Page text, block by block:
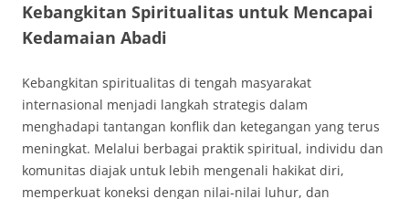
Kebangkitan Spiritualitas untuk Mencapai
Kedamaian Abadi
Kebangkitan spiritualitas di tengah masyarakat
internasional menjadi langkah strategis dalam
menghadapi tantangan konflik dan ketegangan yang terus
meningkat. Melalui berbagai praktik spiritual, individu dan
komunitas diajak untuk lebih mengenali hakikat diri,
memperkuat koneksi dengan nilai-nilai luhur, dan